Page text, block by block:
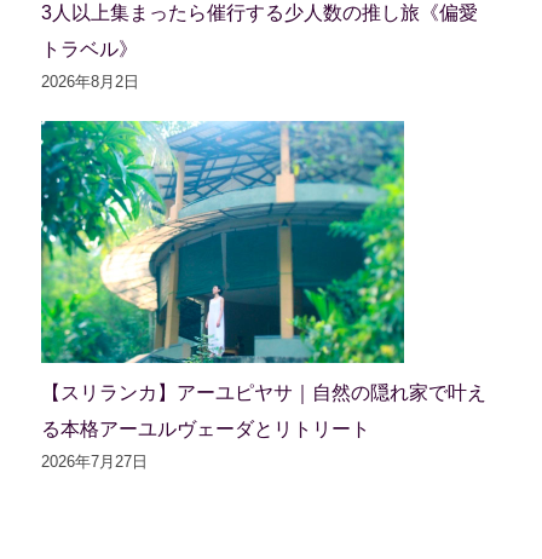
3人以上集まったら催行する少人数の推し旅《偏愛
トラベル》
2026年8月2日
【スリランカ】アーユピヤサ｜自然の隠れ家で叶え
る本格アーユルヴェーダとリトリート
2026年7月27日